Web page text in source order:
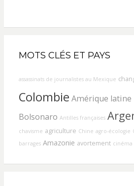
MOTS CLÉS ET PAYS
assassinats de journalistes au Mexique
Colombie Amérique latine
Bolsonaro Antilles françaises
chavisme agriculture Chine agro-écologie
barrages Amazonie avortement cinéma